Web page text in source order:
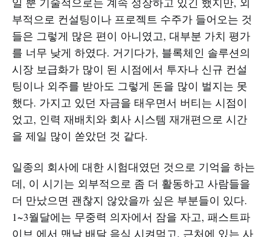
부적으로 컨설팅이나 프로젝트 수주가 들어오는 것
들은 그렇게 많은 편이 아니였고, 대부분 가치 평가
를 너무 낮게 하였다. 거기다가, 블록체인 솔루션의
시장 보급화가 많이 된 시점에서 투자나 신규 컨설
팅이나 외주를 받아도 그렇게 돈을 많이 벌지는 못
했다. 가지고 있던 자금을 태우면서 버티는 시점이
었고, 인력 재배치와 회사 시스템 재개편으로 시간
을 제일 많이 쏟았던 것 같다.
일종의 회사에 대한 시험대였던 것으로 기억을 하는
데, 이 시기는 외부적으로 좀 더 활동하고 사람들을
더 만났으면 괜찮지 않았을까 싶은 부분들이 있다.
1~3월달에는 무중력 의자에서 잠을 자고, 패스트파
이브 에서 맨날 배달 음식 시켜먹고, 근처에 있는 사